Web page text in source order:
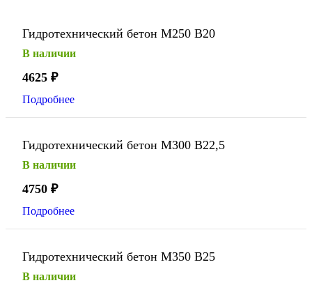
Гидротехнический бетон М250 В20
В наличии
4625 ₽
Подробнее
Гидротехнический бетон М300 В22,5
В наличии
4750 ₽
Подробнее
Гидротехнический бетон М350 В25
В наличии